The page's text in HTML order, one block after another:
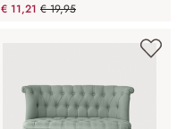
€ 11,21 € 19,95
(43.81% gespart)